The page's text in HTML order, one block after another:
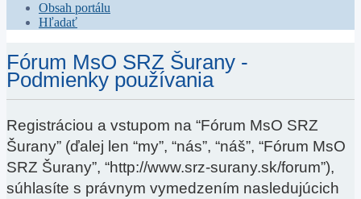
Obsah portálu
Hľadať
Fórum MsO SRZ Šurany -
Podmienky používania
Registráciou a vstupom na “Fórum MsO SRZ
Šurany” (ďalej len “my”, “nás”, “náš”, “Fórum MsO
SRZ Šurany”, “http://www.srz-surany.sk/forum”),
súhlasíte s právnym vymedzením nasledujúcich